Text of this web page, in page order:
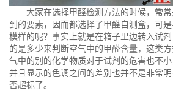
大家在选择甲醛检测方法的时候，常常
到的要素，因而都选择了甲醛自测盒，可
模样的呢？事实上就是在箱子里边转入试
的是多少来判断空气中的甲醛含量，这类
气中的别的化学物质对于试剂的危害也不小
并且显示的色调之间的差别也并不是非常
否超标了。